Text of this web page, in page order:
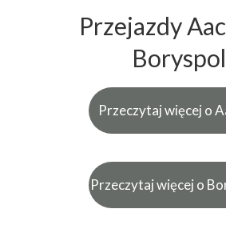
Przeczytaj więcej o
Przeczytaj więcej o
Przejazdy
Boryspol